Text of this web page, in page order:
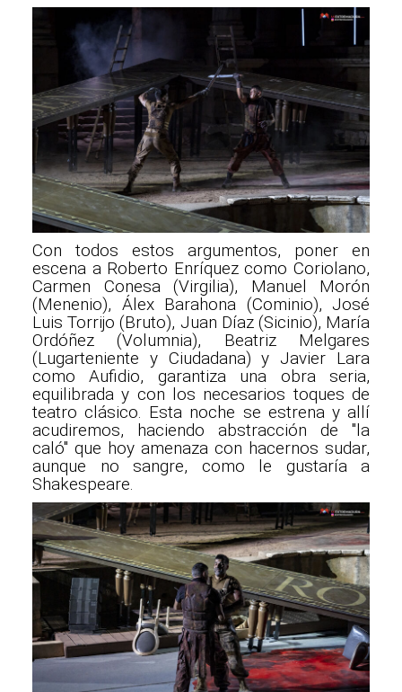
Con todos estos argumentos, poner en
escena a Roberto Enríquez como Coriolano,
Carmen Conesa (Virgilia), Manuel Morón
(Menenio), Álex Barahona (Cominio), José
Luis Torrijo (Bruto), Juan Díaz (Sicinio), María
Ordóñez (Volumnia), Beatriz Melgares
(Lugarteniente y Ciudadana) y Javier Lara
como Aufidio, garantiza una obra seria,
equilibrada y con los necesarios toques de
teatro clásico. Esta noche se estrena y allí
acudiremos, haciendo abstracción de "la
caló" que hoy amenaza con hacernos sudar,
aunque no sangre, como le gustaría a
Shakespeare.